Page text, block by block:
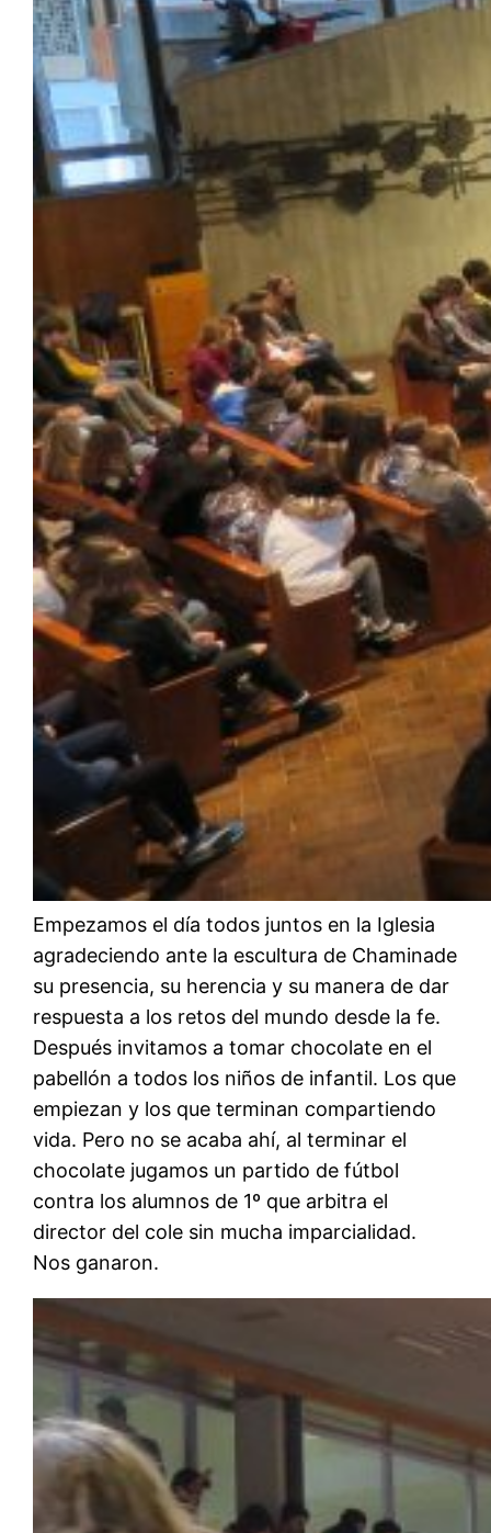
Empezamos el día todos juntos en la Iglesia
agradeciendo ante la escultura de Chaminade
su presencia, su herencia y su manera de dar
respuesta a los retos del mundo desde la fe.
Después invitamos a tomar chocolate en el
pabellón a todos los niños de infantil. Los que
empiezan y los que terminan compartiendo
vida. Pero no se acaba ahí, al terminar el
chocolate jugamos un partido de fútbol
contra los alumnos de 1º que arbitra el
director del cole sin mucha imparcialidad.
Nos ganaron.